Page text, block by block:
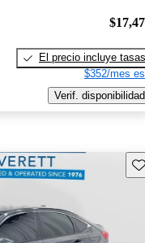
El precio incluye tasas
$352/mes
Verif. disponibilidad